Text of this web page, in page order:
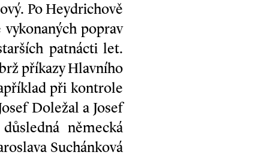
Po Heydrichově
poprav
patnácti let.
příkazy Hlavního
při kontrole
Doležal a Josef
německá
Suchánková